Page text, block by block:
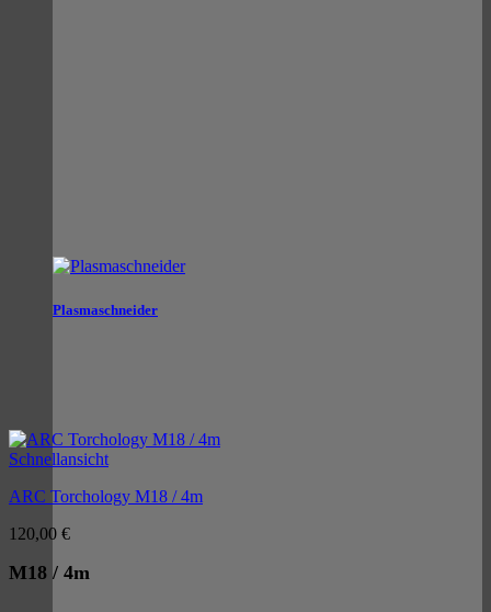
Plasmaschneider
Schnellansicht
ARC Torchology M18 / 4m
120,00 €
M18 / 4m